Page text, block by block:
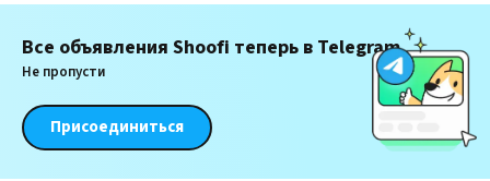
Все объявления Shoofi теперь в Telegram
Не пропусти
Присоединиться